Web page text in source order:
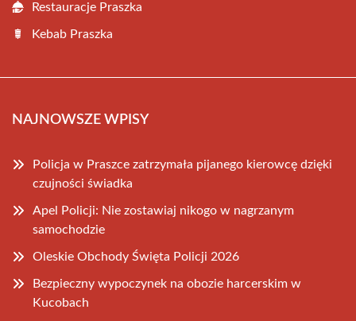
Restauracje Praszka
Kebab Praszka
NAJNOWSZE WPISY
Policja w Praszce zatrzymała pijanego kierowcę dzięki
czujności świadka
Apel Policji: Nie zostawiaj nikogo w nagrzanym
samochodzie
Oleskie Obchody Święta Policji 2026
Bezpieczny wypoczynek na obozie harcerskim w
Kucobach